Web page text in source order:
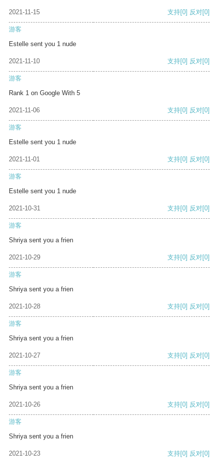
2021-11-15 支持[0] 反对[0]
游客
Estelle sent you 1 nude
2021-11-10 支持[0] 反对[0]
游客
Rank 1 on Google With 5
2021-11-06 支持[0] 反对[0]
游客
Estelle sent you 1 nude
2021-11-01 支持[0] 反对[0]
游客
Estelle sent you 1 nude
2021-10-31 支持[0] 反对[0]
游客
Shriya sent you a frien
2021-10-29 支持[0] 反对[0]
游客
Shriya sent you a frien
2021-10-28 支持[0] 反对[0]
游客
Shriya sent you a frien
2021-10-27 支持[0] 反对[0]
游客
Shriya sent you a frien
2021-10-26 支持[0] 反对[0]
游客
Shriya sent you a frien
2021-10-23 支持[0] 反对[0]